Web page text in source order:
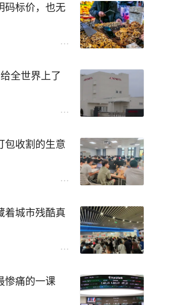
码标价，也无
全世界上了
包收割的生意
着城市残酷真
惨痛的一课